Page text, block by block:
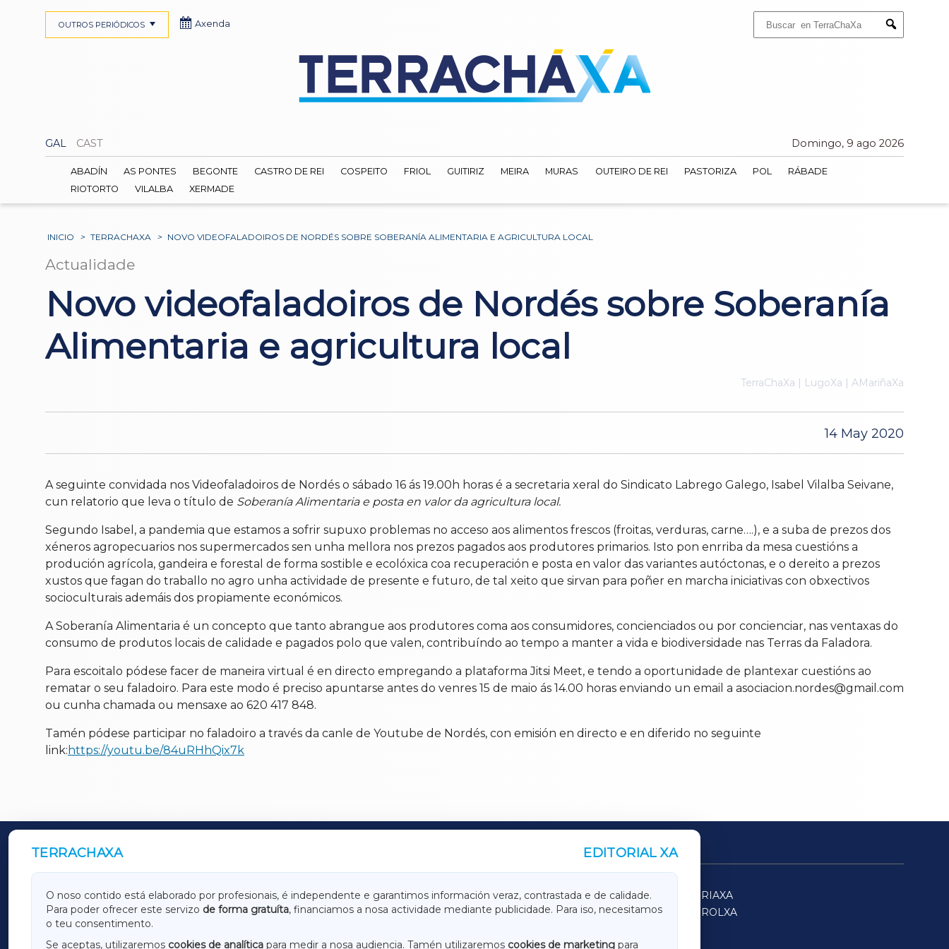
Submit
GAL CAST Domingo, 9 ago 2026
OUTROS PERIÓDICOS Axenda
ABADÍN AS PONTES BEGONTE CASTRO DE REI COSPEITO FRIOL GUITIRIZ MEIRA MURAS OUTEIRO DE REI PASTORIZA POL
RÁBADE
RIOTORTO
VILALBA XERMADE
INICIO > TERRACHAXA > NOVO VIDEOFALADOIROS DE NORDÉS SOBRE SOBERANÍA ALIMENTARIA E AGRICULTURA LOCAL
Actualidade
Novo videofaladoiros de Nordés sobre Soberanía
Alimentaria e agricultura local
TerraChaXa | LugoXa | AMariñaXa
14 May 2020
A seguinte convidada nos Videofaladoiros de Nordés o sábado 16 ás 19.00h horas é a secretaria xeral do Sindicato Labrego Galego, Isabel Vilalba Seivane,
cun relatorio que leva o título de Soberanía Alimentaria e posta en valor da agricultura local.
Segundo Isabel, a pandemia que estamos a sofrir supuxo problemas no acceso aos alimentos frescos (froitas, verduras, carne….), e a suba de prezos dos
xéneros agropecuarios nos supermercados sen unha mellora nos prezos pagados aos produtores primarios. Isto pon enrriba da mesa cuestións a
produción agrícola, gandeira e forestal de forma sostible e ecolóxica coa recuperación e posta en valor das variantes autóctonas, e o dereito a prezos
xustos que fagan do traballo no agro unha actividade de presente e futuro, de tal xeito que sirvan para poñer en marcha iniciativas con obxectivos
socioculturais ademáis dos propiamente económicos.
A Soberanía Alimentaria é un concepto que tanto abrangue aos produtores coma aos consumidores, concienciados ou por concienciar, nas ventaxas do
consumo de produtos locais de calidade e pagados polo que valen, contribuíndo ao tempo a manter a vida e biodiversidade nas Terras da Faladora.
Para escoitalo pódese facer de maneira virtual é en directo empregando a plataforma Jitsi Meet, e tendo a oportunidade de plantexar cuestións ao
rematar o seu faladoiro. Para este modo é preciso apuntarse antes do venres 15 de maio ás 14.00 horas enviando un email a asociacion.nordes@gmail.com
ou cunha chamada ou mensaxe ao 620 417 848.
Tamén pódese participar no faladoiro a través da canle de Youtube de Nordés, con emisión en directo e en diferido no seguinte
link: https://youtu.be/84uRHhQix7k
TERRACHAXA EDITORIAL XA
O noso contido está elaborado por profesionais, é independente e garantimos información veraz, contrastada e de calidade.
Para poder ofrecer este servizo de forma gratuíta, financiamos a nosa actividade mediante publicidade. Para iso, necesitamos
o teu consentimento.
Se aceptas, utilizaremos cookies de analítica para medir a nosa audiencia. Tamén utilizaremos cookies de marketing para
OUTROS PERIÓDICOS
GALICIAXA LUGOXA TERRACHAXA
SARRIAXA
AMARIÑAXA
RIBEIRASACRAXA ACORUÑAXA
FERROLXA
OURENSEXA